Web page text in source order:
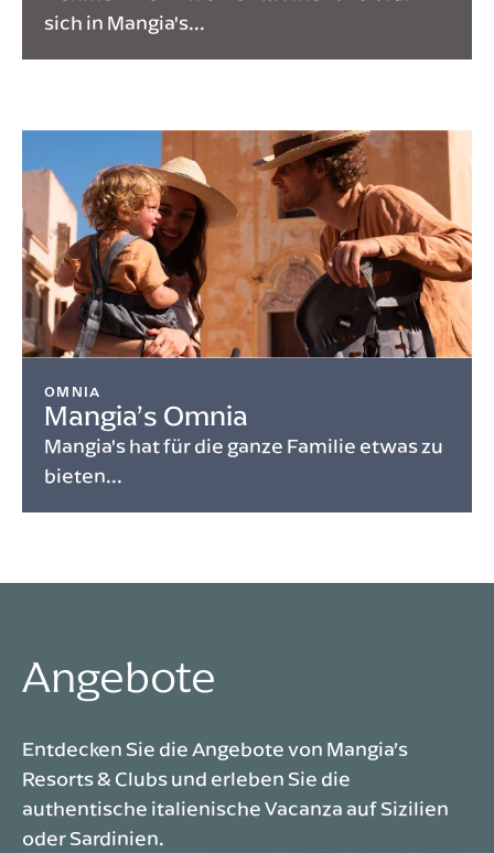
sich in Mangia's...
OMNIA
Mangia’s Omnia
Mangia's hat für die ganze Familie etwas zu
bieten...
Angebote
Entdecken Sie die Angebote von Mangia’s
Resorts & Clubs und erleben Sie die
authentische italienische Vacanza auf Sizilien
oder Sardinien.